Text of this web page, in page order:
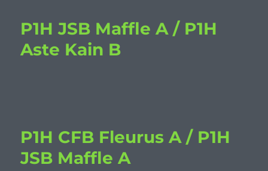
P1H JSB Maffle A / P1H
Aste Kain B
P1H CFB Fleurus A / P1H
JSB Maffle A